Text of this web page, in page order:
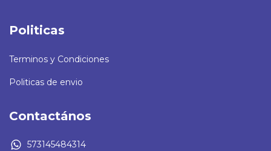
Politicas
Terminos y Condiciones
Politicas de envio
Contactános
573145484314